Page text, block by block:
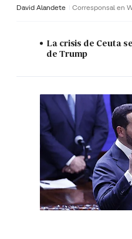
David Alandete Corresponsal en
La crisis de Ceuta
de Trump